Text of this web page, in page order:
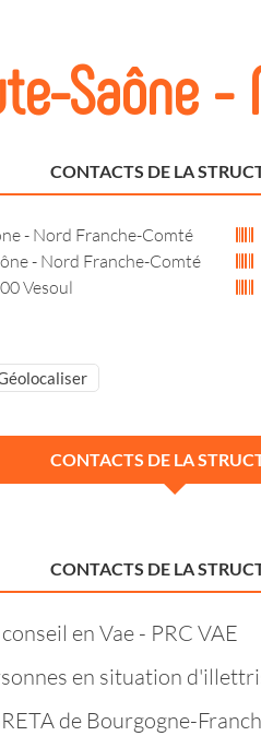
Saône -
CONTACTS DE LA
- Nord Franche-Comté
- Nord Franche-Comté
Vesoul
CONTACTS DE LA
CONTACTS DE LA
en Vae - PRC VAE
en situation
de Bourgogne-